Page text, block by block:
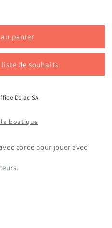
panier
de souhaits
Dejac SA
boutique
corde pour jouer avec